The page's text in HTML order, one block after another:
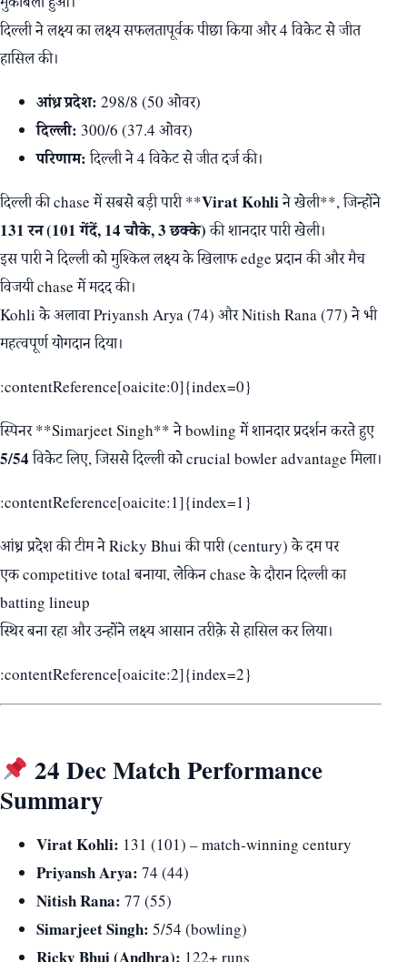
दिल्ली ने लक्ष्य का लक्ष्य सफलतापूर्वक पीछा किया और 4 विकेट से जीत
हासिल की।
आंध्र प्रदेश: 298/8 (50 ओवर)
दिल्ली: 300/6 (37.4 ओवर)
परिणाम:दिल्ली ने 4 विकेट से जीत दर्ज की।
दिल्ली की chase में सबसे बड़ी पारी **Virat Kohliने खेली**, जिन्होंने
131 रन (101 गेंदें, 14 चौके, 3 छक्के)की शानदार पारी खेली।
इस पारी ने दिल्ली को मुश्किल लक्ष्य के खिलाफ edge प्रदान की और मैच
विजयी chase में मदद की।
Kohli के अलावा Priyansh Arya (74) और Nitish Rana (77) ने भी
महत्वपूर्ण योगदान दिया।
:contentReference[oaicite:0]{index=0}
स्पिनर **Simarjeet Singh** ने bowling में शानदार प्रदर्शन करते हुए
5/54विकेट लिए, जिससे दिल्ली को crucial bowler advantage मिला।
:contentReference[oaicite:1]{index=1}
आंध्र प्रदेश की टीम ने Ricky Bhui की पारी (century) के दम पर
एक competitive total बनाया, लेकिन chase के दौरान दिल्ली का
batting lineup
स्थिर बना रहा और उन्होंने लक्ष्य आसान तरीक़े से हासिल कर लिया।
:contentReference[oaicite:2]{index=2}
24 Dec Match Performance
Summary
Virat Kohli: 131 (101) – match‑winning century
Priyansh Arya: 74 (44)
Nitish Rana: 77 (55)
Simarjeet Singh: 5/54 (bowling)
Ricky Bhui (Andhra): 122+ runs